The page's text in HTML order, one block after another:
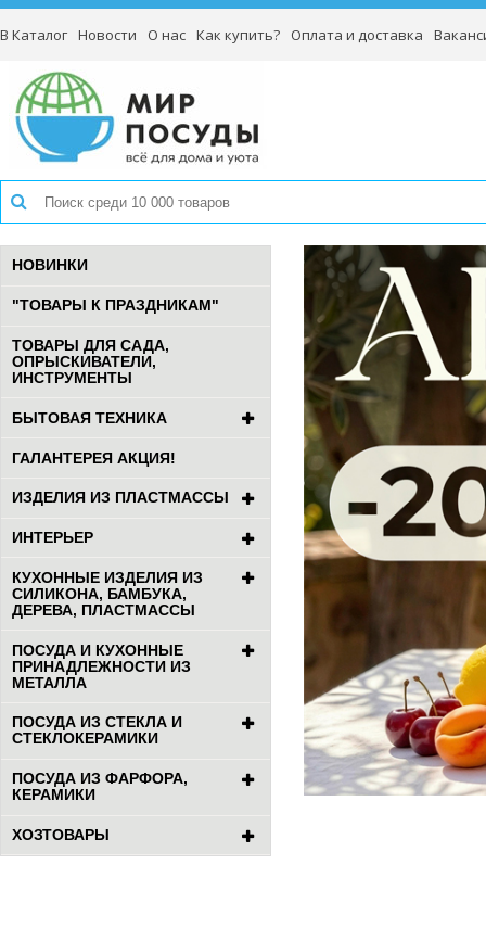
В Каталог Новости О нас Как купить? Оплата и доставка
НОВИНКИ
"ТОВАРЫ К ПРАЗДНИКАМ"
ТОВАРЫ ДЛЯ САДА,
ОПРЫСКИВАТЕЛИ,
ИНСТРУМЕНТЫ
БЫТОВАЯ ТЕХНИКА
ГАЛАНТЕРЕЯ АКЦИЯ!
ИЗДЕЛИЯ ИЗ ПЛАСТМАССЫ
ИНТЕРЬЕР
КУХОННЫЕ ИЗДЕЛИЯ ИЗ
СИЛИКОНА, БАМБУКА,
ДЕРЕВА, ПЛАСТМАССЫ
ПОСУДА И КУХОННЫЕ
ПРИНАДЛЕЖНОСТИ ИЗ
МЕТАЛЛА
ПОСУДА ИЗ СТЕКЛА И
СТЕКЛОКЕРАМИКИ
ПОСУДА ИЗ ФАРФОРА,
КЕРАМИКИ
ХОЗТОВАРЫ